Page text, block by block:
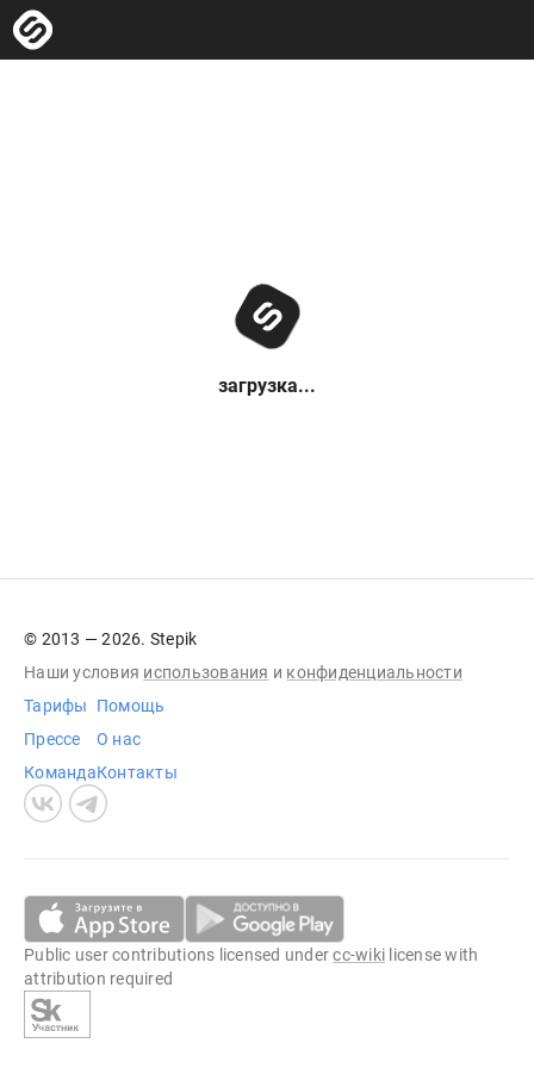
загрузка...
© 2013 — 2026. Stepik
Наши условия использования и конфиденциальности
Тарифы
Прессе
Команда
Помощь
О нас
Контакты
Public user contributions licensed undercc-wiki license with
attribution required